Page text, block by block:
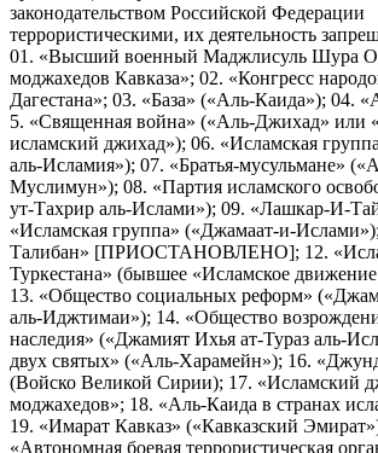
законодательством Российской Федерации
террористическими, их деятельность
01. «Высший военный Маджлисуль Шура
моджахедов Кавказа»; 02. «Конгресс
Дагестана»; 03. «База» («Аль-Каида»); 04.
5. «Священная война» («Аль-Джихад» или
исламский джихад»); 06. «Исламская
аль-Исламия»); 07. «Братья-мусульмане»
Муслимун»); 08. «Партия исламского
ут-Тахрир аль-Ислами»); 09. «Лашкар-И-
«Исламская группа» («Джамаат-и-
Талибан» [ПРИОСТАНОВЛЕНО]; 12.
Туркестана» (бывшее «Исламское движение
13. «Общество социальных реформ»
аль-Иджтимаи»); 14. «Общество
наследия» («Джамият Ихья ат-Тураз аль-
двух святых» («Аль-Харамейн»); 16.
(Войско Великой Сирии); 17. «Исламский
моджахедов»; 18. «Аль-Каида в странах
19. «Имарат Кавказ» («Кавказский
«Автономная боевая террористическая